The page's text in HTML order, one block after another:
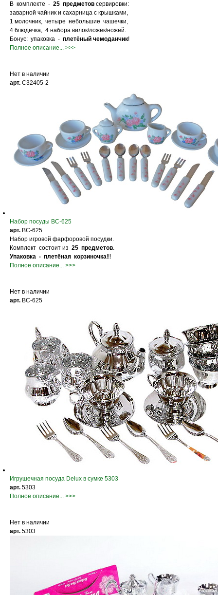
В комплекте - 25 предметов сервировки:
заварной чайник и сахарница с крышками,
1 молочник, четыре небольшие чашечки,
4 блюдечка, 4 набора вилок/ложек/ножей.
Бонус: упаковка - плетёный чемоданчик!
Полное описание... >>>
Нет в наличии
арт. С32405-2
Набор посуды BС-625
арт. BС-625
Набор игровой фарфоровой посудки.
Комплект состоит из 25 предметов.
Упаковка - плетёная корзиночка!!!
Полное описание... >>>
Нет в наличии
арт. BС-625
Игрушечная посуда Delux в сумке 5303
арт. 5303
Полное описание... >>>
Нет в наличии
арт. 5303